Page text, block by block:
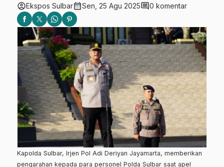
account_circleEkspos Sulbarcalendar_monthSen, 25 Agu 2025comment0 komentar
Kapolda Sulbar, Irjen Pol Adi Deriyan Jayamarta, memberikan
pengarahan kepada para personel Polda Sulbar saat apel